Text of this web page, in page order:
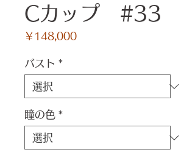
Cカップ #33
￥148,000価
バスト *
瞳の色 *